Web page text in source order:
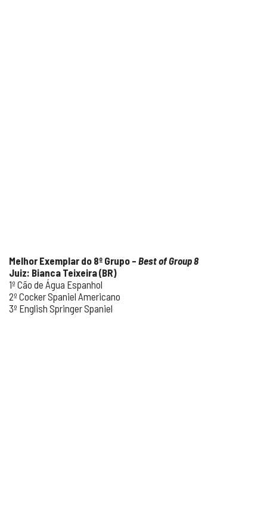
Melhor Exemplar do 8º Grupo – Best of Group 8
Juiz: Bianca Teixeira (BR)
1º Cão de Água Espanhol
2º Cocker Spaniel Americano
3º English Springer Spaniel